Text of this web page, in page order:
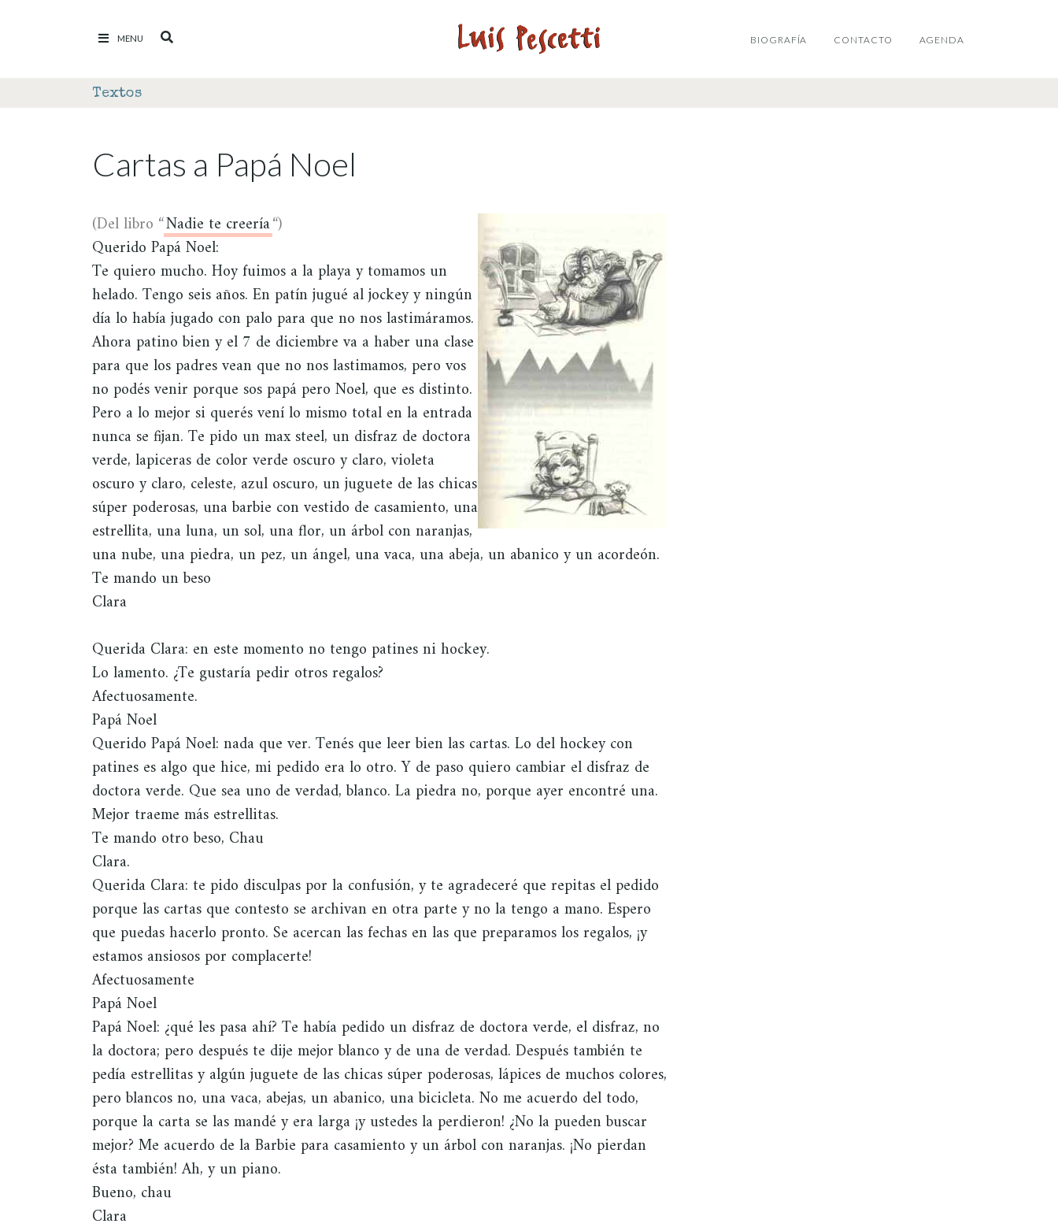
MENU BIOGRAFÍA CONTACTO AGENDA
Textos
Cartas a Papá Noel
(Dellibro “Nadie te creería“)
Querido Papá Noel:
Te quiero mucho. Hoy fuimos a la playa y tomamos un
helado. Tengo seis años. En patín jugué al jockey y ningún
día lo había jugado con palo para que no nos lastimáramos.
Ahora patino bien y el 7 de diciembre va a haber una clase
para que los padres vean que no nos lastimamos, pero vos
no podés venir porque sos papá pero Noel, que es distinto.
Pero a lo mejor si querés vení lo mismo total en la entrada
nunca se fijan. Te pido un max steel, un disfraz de doctora
verde, lapiceras de color verde oscuro y claro, violeta
oscuro y claro, celeste, azul oscuro, un juguete de las chicas
súper poderosas, una barbie con vestido de casamiento, una
estrellita, una luna, un sol, una flor, un árbol con naranjas,
una nube, una piedra, un pez, un ángel, una vaca, una abeja, un abanico y un acordeón.
Te mando un beso
Clara
Querida Clara: en este momento no tengo patines ni hockey.
Lo lamento. ¿Te gustaría pedir otros regalos?
Afectuosamente.
Papá Noel
Querido Papá Noel: nada que ver. Tenés que leer bien las cartas. Lo del hockey con
patines es algo que hice, mi pedido era lo otro. Y de paso quiero cambiar el disfraz de
doctora verde. Que sea uno de verdad, blanco. La piedra no, porque ayer encontré una.
Mejor traeme más estrellitas.
Te mando otro beso, Chau
Clara.
Querida Clara: te pido disculpas por la confusión, y te agradeceré que repitas el pedido
porque las cartas que contesto se archivan en otra parte y no la tengo a mano. Espero
que puedas hacerlo pronto. Se acercan las fechas en las que preparamos los regalos, ¡y
estamos ansiosos por complacerte!
Afectuosamente
Papá Noel
Papá Noel: ¿qué les pasa ahí? Te había pedido un disfraz de doctora verde, el disfraz, no
la doctora; pero después te dije mejor blanco y de una de verdad. Después también te
pedía estrellitas y algún juguete de las chicas súper poderosas, lápices de muchos colores,
pero blancos no, una vaca, abejas, un abanico, una bicicleta. No me acuerdo del todo,
porque la carta se las mandé y era larga ¡y ustedes la perdieron! ¿No la pueden buscar
mejor? Me acuerdo de la Barbie para casamiento y un árbol con naranjas. ¡No pierdan
ésta también! Ah, y un piano.
Bueno, chau
Clara